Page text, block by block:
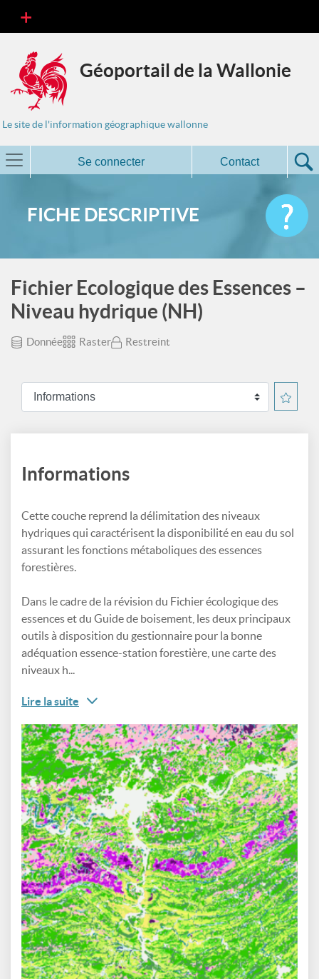
Géoportail de la Wallonie
Le site de l'information géographique wallonne
Se connecter Contact
FICHE DESCRIPTIVE
Fichier Ecologique des Essences –
Niveau hydrique (NH)
Donnée Raster Restreint
Informations
Cette couche reprend la délimitation des niveaux
hydriques qui caractérisent la disponibilité en eau du sol
assurant les fonctions métaboliques des essences
forestières.
Dans le cadre de la révision du Fichier écologique des
essences et du Guide de boisement, les deux principaux
outils à disposition du gestionnaire pour la bonne
adéquation essence-station forestière, une carte des
niveaux h...
Lire la suite